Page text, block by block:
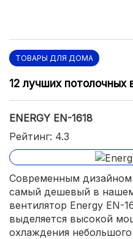
ТОВАРЫ ДЛЯ ДОМА
12 лучших потолочных
ENERGY EN-1618
Рейтинг: 4.3
Современным дизайном
самый дешевый в
вентилятор Energy EN-
выделяется высокой
охлаждения